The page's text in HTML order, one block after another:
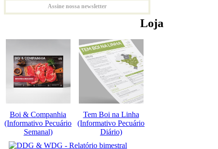
Assine nossa newsletter
Loja
Boi & Companhia
(Informativo Pecuário
Semanal)
Tem Boi na Linha
(Informativo Pecuário
Diário)